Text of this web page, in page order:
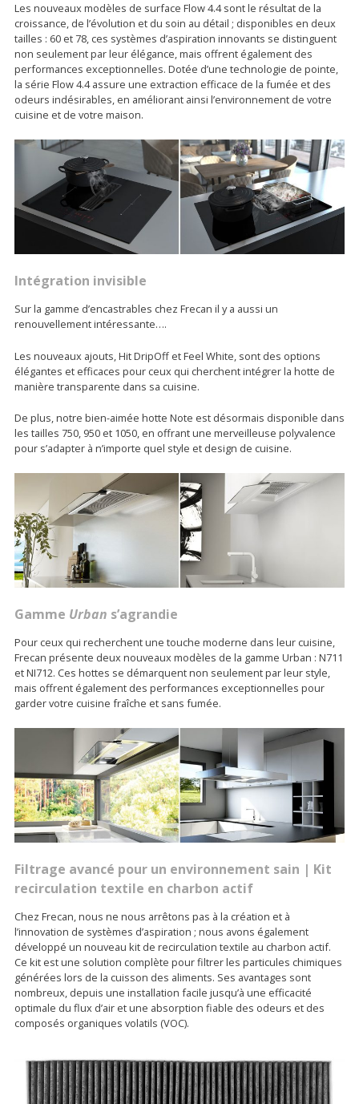
Les nouveaux modèles de surface Flow 4.4 sont le résultat de la
croissance, de l’évolution et du soin au détail ; disponibles en deux
tailles : 60 et 78, ces systèmes d’aspiration innovants se distinguent
non seulement par leur élégance, mais offrent également des
performances exceptionnelles. Dotée d’une technologie de pointe,
la série Flow 4.4 assure une extraction efficace de la fumée et des
odeurs indésirables, en améliorant ainsi l’environnement de votre
cuisine et de votre maison.
Intégration invisible
Sur la gamme d’encastrables chez Frecan il y a aussi un
renouvellement intéressante….
Les nouveaux ajouts, Hit DripOff et Feel White, sont des options
élégantes et efficaces pour ceux qui cherchent intégrer la hotte de
manière transparente dans sa cuisine.
De plus, notre bien-aimée hotte Note est désormais disponible dans
les tailles 750, 950 et 1050, en offrant une merveilleuse polyvalence
pour s’adapter à n’importe quel style et design de cuisine.
Gamme Urban s’agrandie
Pour ceux qui recherchent une touche moderne dans leur cuisine,
Frecan présente deux nouveaux modèles de la gamme Urban : N711
et NI712. Ces hottes se démarquent non seulement par leur style,
mais offrent également des performances exceptionnelles pour
garder votre cuisine fraîche et sans fumée.
Filtrage avancé pour un environnement sain | Kit
recirculation textile en charbon actif
Chez Frecan, nous ne nous arrêtons pas à la création et à
l’innovation de systèmes d’aspiration ; nous avons également
développé un nouveau kit de recirculation textile au charbon actif.
Ce kit est une solution complète pour filtrer les particules chimiques
générées lors de la cuisson des aliments. Ses avantages sont
nombreux, depuis une installation facile jusqu’à une efficacité
optimale du flux d’air et une absorption fiable des odeurs et des
composés organiques volatils (VOC).